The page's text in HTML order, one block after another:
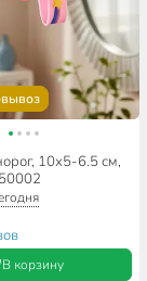
10х5-6.5 см,
В корзину